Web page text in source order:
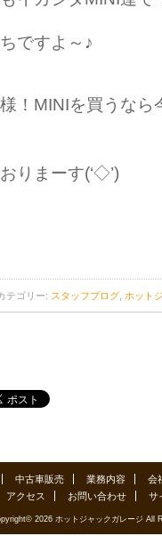
ですよ～♪
！MINIを買うなら
りまーす(‘◇’)ゞ
テゴリー: スタッフブログ ホット
中古車販売 業務内容 会
アクセス
お問い合わせ サ
2026 ホットジャックガレージ All